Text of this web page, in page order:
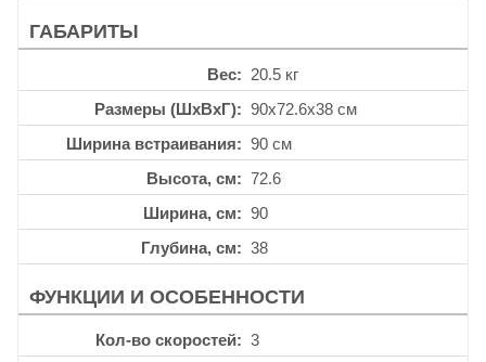
ГАБАРИТЫ
Вес
20.5 кг
Размеры (ШхВхГ)
90x72.6x38 см
Ширина встраивания
90 см
Высота, см
72.6
Ширина, см
90
Глубина, см
38
ФУНКЦИИ И ОСОБЕННОСТИ
Кол-во скоростей
3